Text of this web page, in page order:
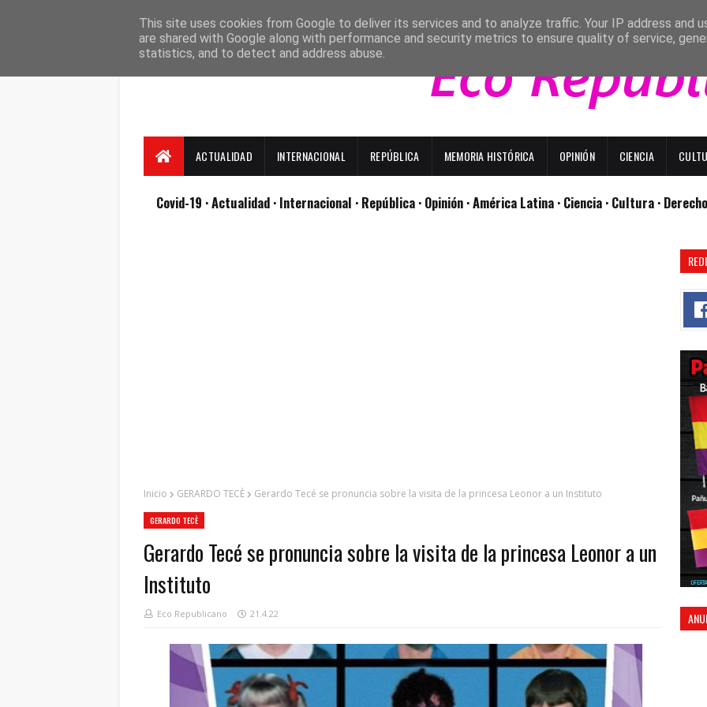
ACTUALIDAD INTERNACIONAL REPÚBLICA MEMORIA HISTÓRICA OPINIÓN CIENCIA
Covid-19 · Actualidad · Internacional · República · Opinión · América Latina · Ciencia · Cultura ·
Inicio GERARDO TECÈ Gerardo Tecé se pronuncia sobre la visita de la princesa Leonor a un Instituto
GERARDO TECÈ
Gerardo Tecé se pronuncia sobre la visita de la princesa Leonor a un
Instituto
Eco Republicano 21.4.22
This site uses cookies from Google to deliver its services and to analyze traffic. Your IP address and
are shared with Google along with performance and security metrics to ensure quality of service,
statistics, and to detect and address abuse.